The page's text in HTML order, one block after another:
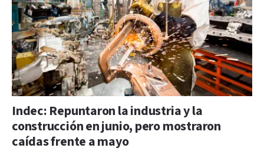
Indec: Repuntaron la industria y la
construcción en junio, pero mostraron
caídas frente a mayo